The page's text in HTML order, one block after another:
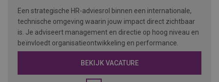
Een strategische HR-adviesrol binnen een internationale,
technische omgeving waarin jouw impact direct zichtbaar
is. Je adviseert management en directie op hoog niveau en
beïnvloedt organisatieontwikkeling en performance.
BEKIJK VACATURE